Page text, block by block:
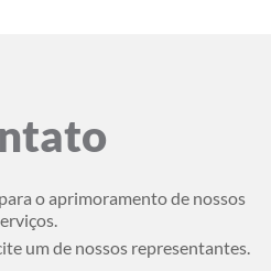
o aprimoramento de nossos
um de nossos representantes.